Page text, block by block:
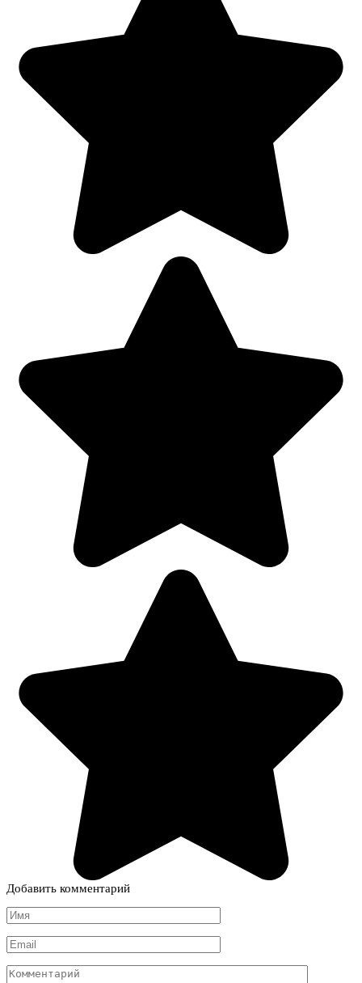
Добавить комментарий
Имя
*
Email
*
Комментарий